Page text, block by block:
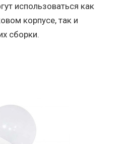
использоваться как
корпусе, так и
сборки.